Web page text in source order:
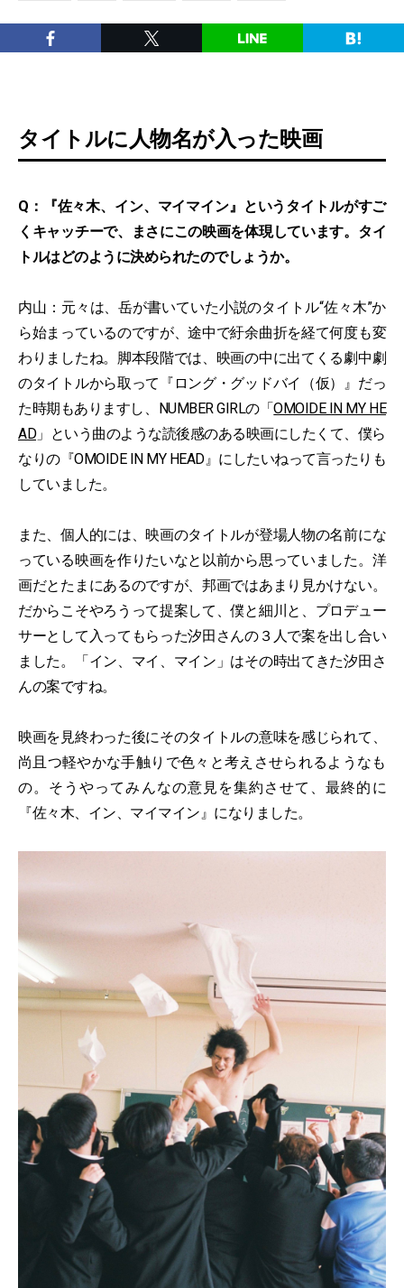
タイトルに人物名が入った映画
Q：『佐々木、イン、マイマイン』というタイトルがすご
くキャッチーで、まさにこの映画を体現しています。タイ
トルはどのように決められたのでしょうか。
内山：元々は、岳が書いていた小説のタイトル“佐々木”か
ら始まっているのですが、途中で紆余曲折を経て何度も変
わりましたね。脚本段階では、映画の中に出てくる劇中劇
のタイトルから取って『ロング・グッドバイ（仮）』だっ
た時期もありますし、NUMBER GIRLの「OMOIDE IN MY HE
AD」という曲のような読後感のある映画にしたくて、僕ら
なりの『OMOIDE IN MY HEAD』にしたいねって言ったりも
していました。
また、個人的には、映画のタイトルが登場人物の名前にな
っている映画を作りたいなと以前から思っていました。洋
画だとたまにあるのですが、邦画ではあまり見かけない。
だからこそやろうって提案して、僕と細川と、プロデュー
サーとして入ってもらった汐田さんの３人で案を出し合い
ました。「イン、マイ、マイン」はその時出てきた汐田さ
んの案ですね。
映画を見終わった後にそのタイトルの意味を感じられて、
尚且つ軽やかな手触りで色々と考えさせられるようなも
の。そうやってみんなの意見を集約させて、最終的に
『佐々木、イン、マイマイン』になりました。